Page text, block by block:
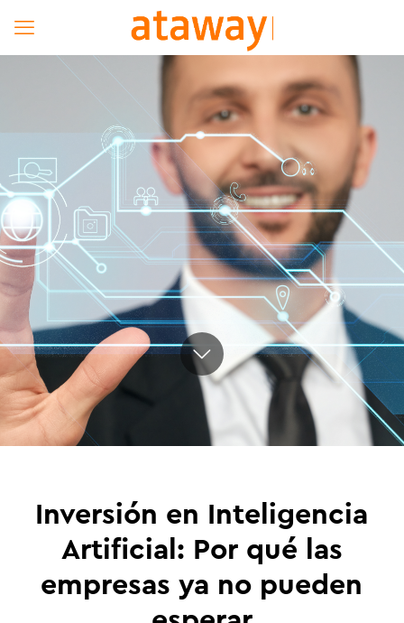
Inversión en Inteligencia
Artificial: Por qué las
empresas ya no pueden